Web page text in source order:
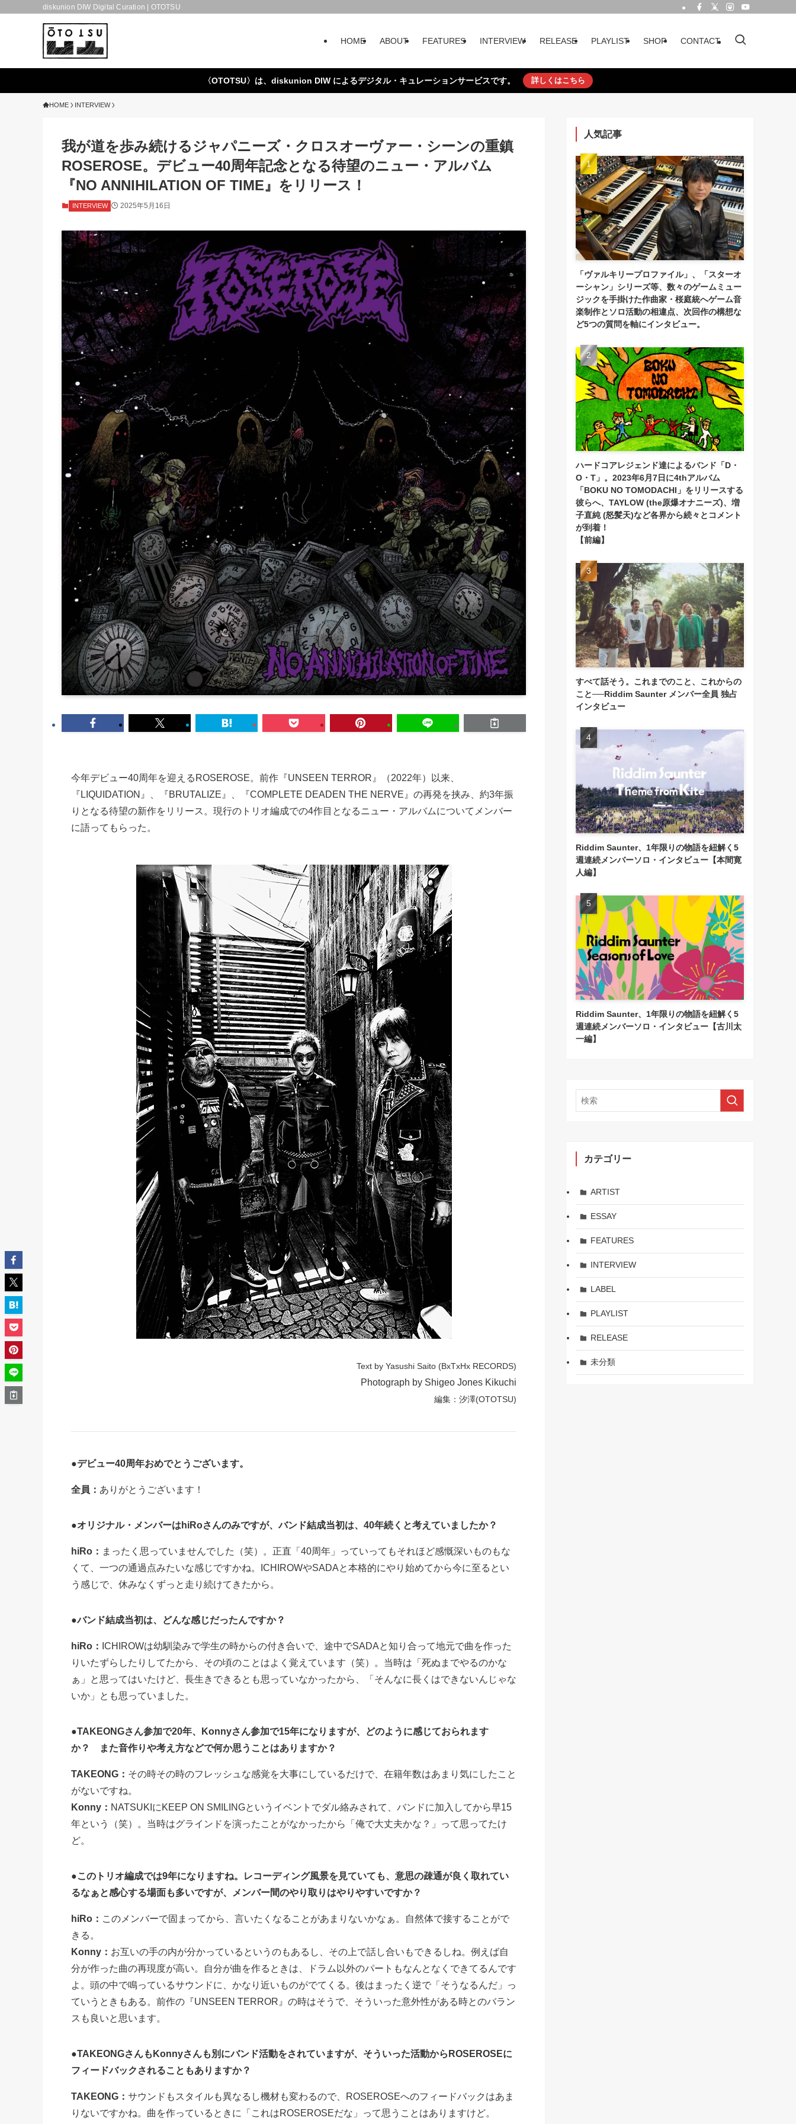
diskunion DIW Digital Curation | OTOTSU
HOME ABOUT FEATURES INTERVIEW RELEASE PLAYLIST SHOP CONTACT
〈OTOTSU〉は、diskunion DIW によるデジタル・キュレーションサービスです。 詳しくはこちら
HOME INTERVIEW
我が道を歩み続けるジャパニーズ・クロスオーヴァー・シーンの重鎮
ROSEROSE。デビュー40周年記念となる待望のニュー・アルバム
『NO ANNIHILATION OF TIME』をリリース！
INTERVIEW 2025年5月16日
今年デビュー40周年を迎えるROSEROSE。前作『UNSEEN TERROR』（2022年）以来、
『LIQUIDATION』、『BRUTALIZE』、『COMPLETE DEADEN THE NERVE』の再発を挟み、約3年振
りとなる待望の新作をリリース。現行のトリオ編成での4作目となるニュー・アルバムについてメンバー
に語ってもらった。
Text by Yasushi Saito (BxTxHx RECORDS)
Photograph by Shigeo Jones Kikuchi
編集：汐澤(OTOTSU)
●デビュー40周年おめでとうございます。
全員： ありがとうございます！
●オリジナル・メンバーはhiRoさんのみですが、バンド結成当初は、40年続くと考えていましたか？
hiRo： まったく思っていませんでした（笑）。正直「40周年」っていってもそれほど感慨深いものもな
くて、一つの通過点みたいな感じですかね。ICHIROWやSADAと本格的にやり始めてから今に至るとい
う感じで、休みなくずっと走り続けてきたから。
●バンド結成当初は、どんな感じだったんですか？
hiRo： ICHIROWは幼馴染みで学生の時からの付き合いで、途中でSADAと知り合って地元で曲を作った
りいたずらしたりしてたから、その頃のことはよく覚えています（笑）。当時は「死ぬまでやるのかな
ぁ」と思ってはいたけど、長生きできるとも思っていなかったから、「そんなに長くはできないんじゃな
いか」とも思っていました。
●TAKEONGさん参加で20年、Konnyさん参加で15年になりますが、どのように感じておられます
か？ また音作りや考え方などで何か思うことはありますか？
TAKEONG： その時その時のフレッシュな感覚を大事にしているだけで、在籍年数はあまり気にしたこと
がないですね。
Konny： NATSUKIにKEEP ON SMILINGというイベントでダル絡みされて、バンドに加入してから早15
年という（笑）。当時はグラインドを演ったことがなかったから「俺で大丈夫かな？」って思ってたけ
ど。
●このトリオ編成では9年になりますね。レコーディング風景を見ていても、意思の疎通が良く取れてい
るなぁと感心する場面も多いですが、メンバー間のやり取りはやりやすいですか？
hiRo： このメンバーで固まってから、言いたくなることがあまりないかなぁ。自然体で接することがで
きる。
Konny： お互いの手の内が分かっているというのもあるし、その上で話し合いもできるしね。例えば自
分が作った曲の再現度が高い。自分が曲を作るときは、ドラム以外のパートもなんとなくできてるんです
よ。頭の中で鳴っているサウンドに、かなり近いものがでてくる。後はまったく逆で「そうなるんだ」っ
ていうときもある。前作の『UNSEEN TERROR』の時はそうで、そういった意外性がある時とのバラン
スも良いと思います。
●TAKEONGさんもKonnyさんも別にバンド活動をされていますが、そういった活動からROSEROSEに
フィードバックされることもありますか？
TAKEONG： サウンドもスタイルも異なるし機材も変わるので、ROSEROSEへのフィードバックはあま
りないですかね。曲を作っているときに「これはROSEROSEだな」って思うことはありますけど。
人気記事
「ヴァルキリープロファイル」、「スターオ
ーシャン」シリーズ等、数々のゲームミュー
ジックを手掛けた作曲家・桜庭統へゲーム音
楽制作とソロ活動の相違点、次回作の構想な
ど5つの質問を軸にインタビュー。
ハードコアレジェンド達によるバンド「D・
O・T」。2023年6月7日に4thアルバム
「BOKU NO TOMODACHI」をリリースする
彼らへ、TAYLOW (the原爆オナニーズ)、増
子直純 (怒髪天)など各界から続々とコメント
が到着！
【前編】
すべて話そう。これまでのこと、これからの
こと──Riddim Saunter メンバー全員 独占
インタビュー
Riddim Saunter、1年限りの物語を紐解く5
週連続メンバーソロ・インタビュー【本間寛
人編】
Riddim Saunter、1年限りの物語を紐解く5
週連続メンバーソロ・インタビュー【古川太
一編】
カテゴリー
ARTIST
ESSAY
FEATURES
INTERVIEW
LABEL
PLAYLIST
RELEASE
未分類